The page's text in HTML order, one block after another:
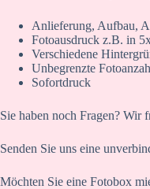
Anlieferung, Aufbau,
Fotoausdruck z.B. in
Verschiedene
Unbegrenzte
Sofortdruck
Sie haben noch Fragen? Wir
Senden Sie uns eine
Möchten Sie eine Fotobox